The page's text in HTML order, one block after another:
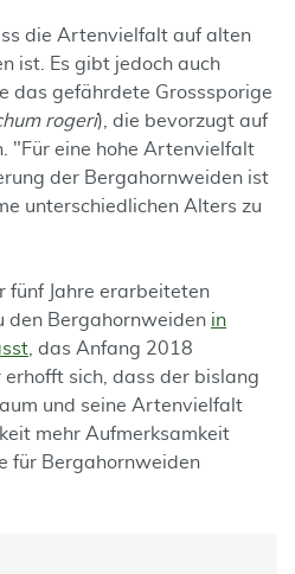
die Artenvielfalt auf alten
ist. Es gibt jedoch auch
das gefährdete Grosssporige
rogeri), die bevorzugt auf
"Für eine hohe Artenvielfalt
der Bergahornweiden ist
unterschiedlichen Alters zu
fünf Jahre erarbeiteten
den Bergahornweiden in
, das Anfang 2018
sich, dass der bislang
und seine Artenvielfalt
mehr Aufmerksamkeit
für Bergahornweiden